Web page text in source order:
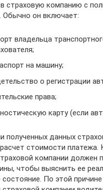
страховую компанию с
Обычно он включает:
владельца
на машину;
о регистрации
права;
карту (если
полученных данных
стоимости платежа.
компании должен
чтобы выяснить ее
состояние. По этой